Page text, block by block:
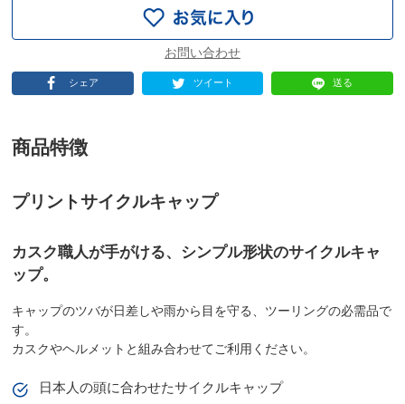
シェア ツイート 送る
商品特徴
プリントサイクルキャップ
カスク職人が手がける、シンプル形状のサイクルキャ
ップ。
キャップのツバが日差しや雨から目を守る、ツーリングの必需品で
す。
カスクやヘルメットと組み合わせてご利用ください。
日本人の頭に合わせたサイクルキャップ